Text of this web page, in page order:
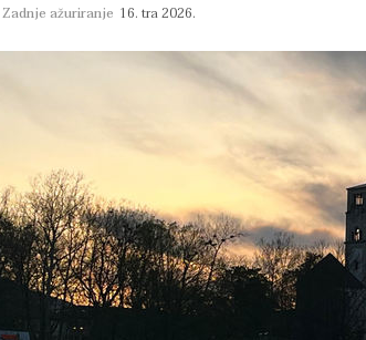
Zadnje ažuriranje 16. tra 2026.